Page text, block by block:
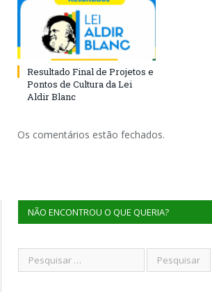
Resultado Final de Projetos e
Pontos de Cultura da Lei
Aldir Blanc
Os comentários estão fechados.
NÃO ENCONTROU O QUE QUERIA?